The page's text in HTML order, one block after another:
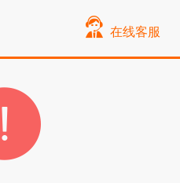
在线客服